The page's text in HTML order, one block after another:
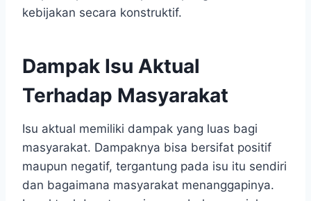
kebijakan secara konstruktif.
Dampak Isu Aktual
Terhadap Masyarakat
Isu aktual memiliki dampak yang luas bagi
masyarakat. Dampaknya bisa bersifat positif
maupun negatif, tergantung pada isu itu sendiri
dan bagaimana masyarakat menanggapinya.